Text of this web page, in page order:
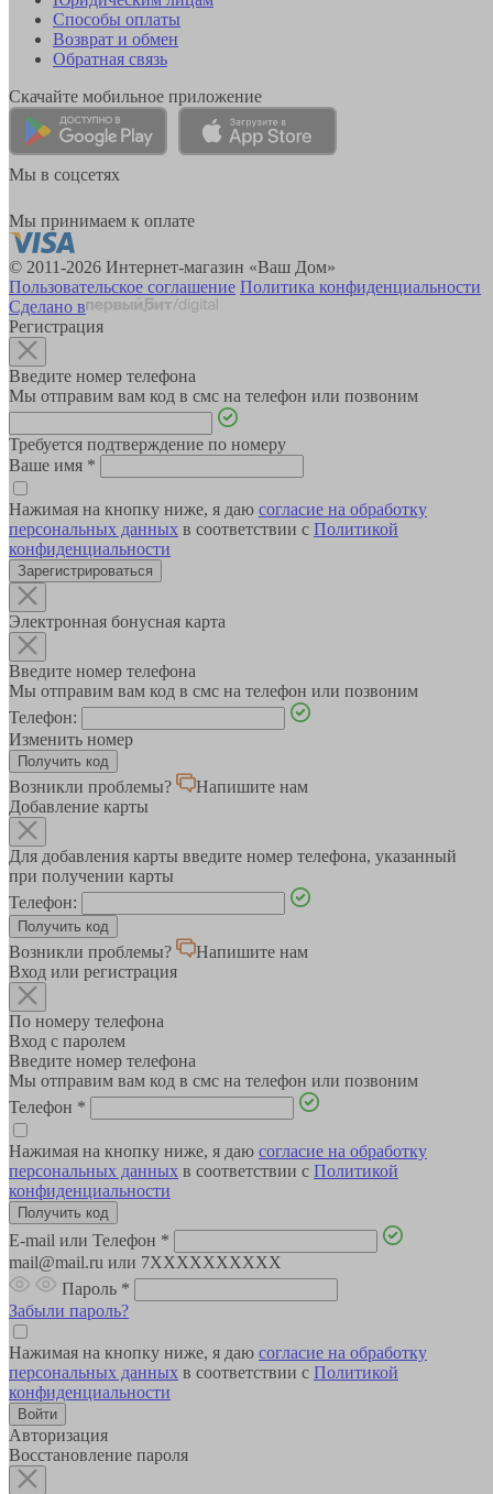
Способы оплаты
Возврат и обмен
Обратная связь
Скачайте мобильное приложение
Мы в соцсетях
Мы принимаем к оплате
© 2011-2026 Интернет-магазин «Ваш Дом»
Пользовательское соглашение Политика конфиденциальности
Сделано в
Регистрация
Введите номер телефона
Мы отправим вам код в смс на телефон или позвоним
Требуется подтверждение по номеру
Ваше имя *
Нажимая на кнопку ниже, я даю согласие на обработку
персональных данных в соответствии с Политикой
конфиденциальности
Зарегистрироваться
Электронная бонусная карта
Введите номер телефона
Мы отправим вам код в смс на телефон или позвоним
Телефон:
Изменить номер
Возникли проблемы?
Напишите нам
Добавление карты
Для добавления карты введите номер телефона, указанный
при получении карты
Телефон:
Возникли проблемы?
Напишите нам
Вход или регистрация
По номеру телефона
Вход с паролем
Введите номер телефона
Мы отправим вам код в смс на телефон или позвоним
Телефон *
Нажимая на кнопку ниже, я даю согласие на обработку
персональных данных в соответствии с Политикой
конфиденциальности
E-mail или Телефон *
mail@mail.ru или 7XXXXXXXXXX
Пароль *
Забыли пароль?
Нажимая на кнопку ниже, я даю согласие на обработку
персональных данных в соответствии с Политикой
конфиденциальности
Авторизация
Восстановление пароля